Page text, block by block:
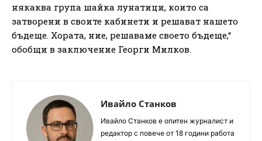
някаква група шайка лунатици, които са
затворени в своите кабинети и решават нашето
бъдеще. Хората, ние, решаваме своето бъдеще,“
обобщи в заключение Георги Милков.
Ивайло Станков
Ивайло Станков е опитен журналист и
редактор с повече от 18 години работа